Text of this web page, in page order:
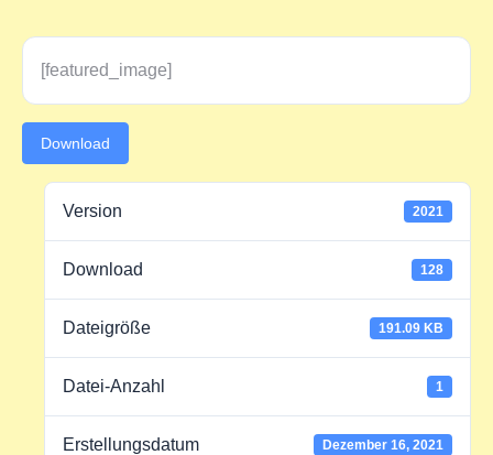
[featured_image]
Download
Version 2021
Download 128
Dateigröße 191.09 KB
Datei-Anzahl 1
Erstellungsdatum Dezember 16, 2021